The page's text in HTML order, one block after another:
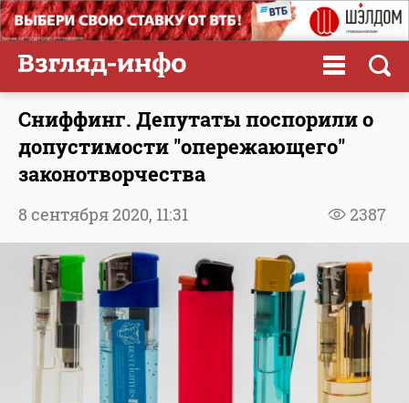
Сниффинг. Депутаты поспорили о
допустимости "опережающего"
законотворчества
2387
8 сентября 2020, 11:31